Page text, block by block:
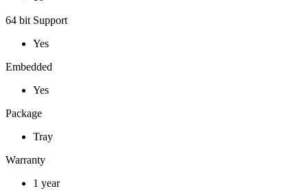
64 bit Support
Yes
Embedded
Yes
Package
Tray
Warranty
1 year